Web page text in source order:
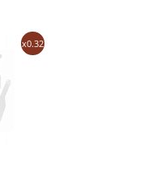
x0.32